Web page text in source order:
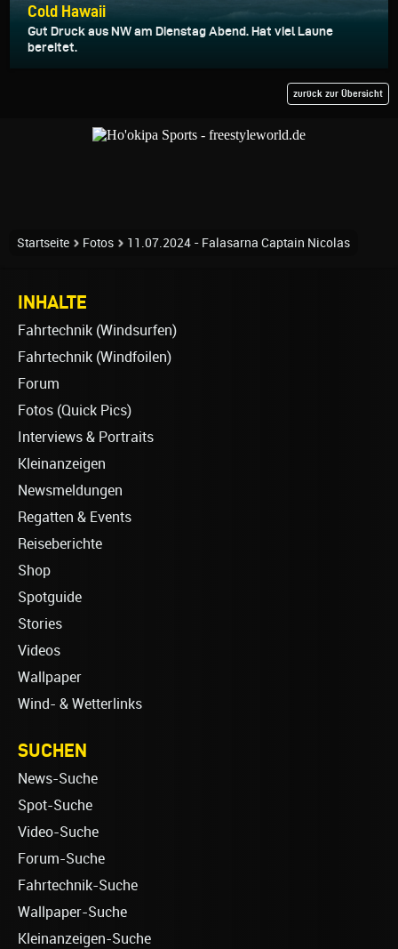
Cold Hawaii
Gut Druck aus NW am Dienstag Abend. Hat viel Laune
bereitet.
zurück zur Übersicht
Startseite Fotos 11.07.2024 - Falasarna Captain Nicolas
INHALTE
Fahrtechnik (Windsurfen)
Fahrtechnik (Windfoilen)
Forum
Fotos (Quick Pics)
Interviews & Portraits
Kleinanzeigen
Newsmeldungen
Regatten & Events
Reiseberichte
Shop
Spotguide
Stories
Videos
Wallpaper
Wind- & Wetterlinks
SUCHEN
News-Suche
Spot-Suche
Video-Suche
Forum-Suche
Fahrtechnik-Suche
Wallpaper-Suche
Kleinanzeigen-Suche